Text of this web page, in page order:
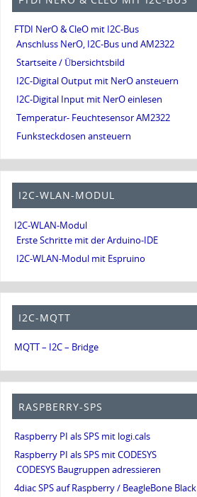
FTDI NerO & CleO mit I2C-Bus
Anschluss NerO, I2C-Bus und AM2322
Startseite / Übersichtsbild
I2C-Digital Output mit NerO ansteuern
I2C-Digital Input mit NerO einlesen
Temperatur- Feuchtesensor AM2322
Funksteckdosen ansteuern
I2C-WLAN-MODUL
I2C-WLAN-Modul
Erste Schritte mit der Arduino-IDE
I2C-WLAN-Modul mit Espruino
I2C-MQTT
MQTT – I2C – Bridge
RASPBERRY-SPS
Raspberry PI als SPS mit logi.cals
Raspberry PI als SPS mit CODESYS
CODESYS Baugruppen adressieren
4diac SPS auf Raspberry / BeagleBone Black